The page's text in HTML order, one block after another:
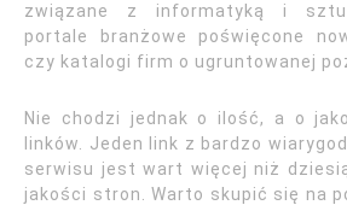
związane z informatyką i
portale branżowe poświęcone
czy katalogi firm o ugruntowanej
Nie chodzi jednak o ilość, a o
linków. Jeden link z bardzo
serwisu jest wart więcej niż
jakości stron. Warto skupić się na